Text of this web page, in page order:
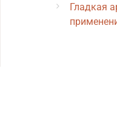
Гладкая